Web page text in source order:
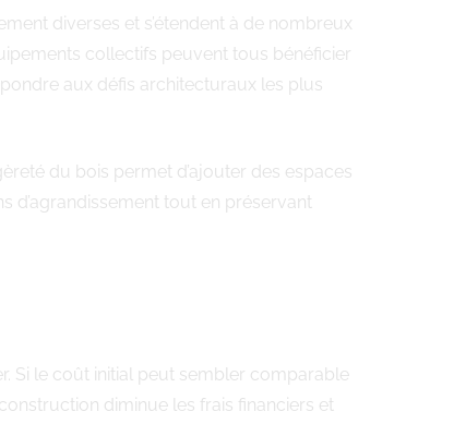
diverses et s’étendent à de nombreux
collectifs peuvent tous bénéficier
aux défis architecturaux les plus
du bois permet d’ajouter des espaces
d’agrandissement tout en préservant
Si le coût initial peut sembler comparable
diminue les frais financiers et